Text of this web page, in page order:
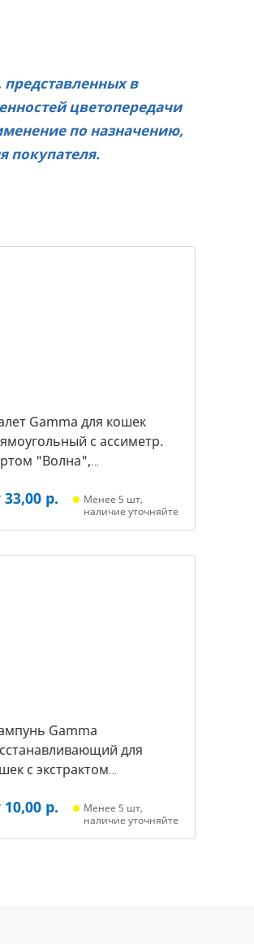
в
цветопередачи
по назначению,
покупателя.
Gamma для кошек
с ассиметр.
"Волна",
3387)
33,00 р.
Менее 5 шт,
наличие уточняйте
Gamma
для
с экстрактом
10,00 р.
Менее 5 шт,
наличие уточняйте